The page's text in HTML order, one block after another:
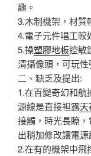
趣。
3.木制機架，材質
4.電子元件唱工較
5.操塑膠地板控敏
清攝像頭，可玩性
二、缺乏及提出:
1.在百變奇幻和
源線是直接袒露
接觸，時光長瞭
出稍加修改讓電
2.在有的機架中飛